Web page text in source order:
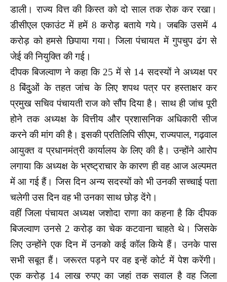
डाली। राज्य वित्त की किस्त को दो साल तक रोक कर रखा।
डीसीएल एकाउंट में हमें 8 करोड़ बताये गये। जबकि उसमें 4
करोड़ को हमसे छिपाया गया। जिला पंचायत में गुपचुप ढंग से
जेई की नियुक्ति की गई।
दीपक बिजल्वाण ने कहा कि 25 में से 14 सदस्यों ने अध्यक्ष पर
8 बिंदुुओं के तहत जांच के लिए शपथ पत्र पर हस्ताक्षर कर
प्रमुख सचिव पंचायती राज को सौंप दिया है। साथ ही जांच पूरी
होने तक अध्यक्ष के वित्तीय और प्रशासनिक अधिकारी सीज
करने की मांग की है। इसकी प्रतिलिपि सीएम, राज्यपाल, गढ़वाल
आयुक्त व प्रधानमंत्री कार्यालय के लिए की है। उन्होंने आरोप
लगाया कि अध्यक्ष के भ्रष्ट्राचार के कारण ही वह आज अल्पमत
में आ गई हैं। जिस दिन अन्य सदस्यों को भी उनकी सच्चाई पता
चलेगी उस दिन वह भी उनका साथ छोड़ देंगे।
वहीं जिला पंचायत अध्यक्ष जशोदा राणा का कहना है कि दीपक
बिजल्वाण उनसे 2 करोड़ का चेक कटवाना चाहते थे। जिसके
लिए उन्होंने एक दिन में उनको कई कॉल किये हैं। उनके पास
सभी सबूत हैं। जरूरत पड़ने पर वह इन्हें कोर्ट में पेश करेंगी।
एक करोड़ 14 लाख रुपए का जहां तक सवाल है वह जिला